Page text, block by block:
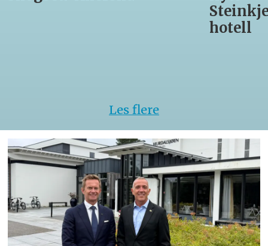
Steinkjer-Asko
Les flere